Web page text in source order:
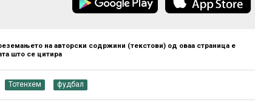
на авторски содржини (текстови) од оваа страница е
што се цитира
Тотенхем фудбал